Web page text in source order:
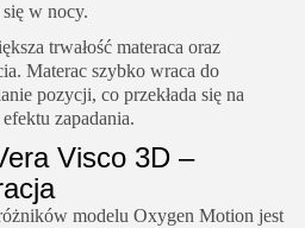
w nocy.
trwałość materaca oraz
Materac szybko wraca do
pozycji, co przekłada się na
zapadania.
Visco 3D –
modelu Oxygen Motion jest